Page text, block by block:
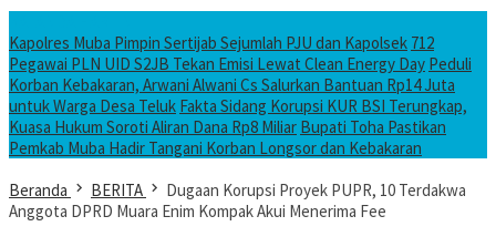
Kapolres Muba Pimpin Sertijab Sejumlah PJU dan Kapolsek 712
Pegawai PLN UID S2JB Tekan Emisi Lewat Clean Energy Day Peduli
Korban Kebakaran, Arwani Alwani Cs Salurkan Bantuan Rp14 Juta
untuk Warga Desa Teluk Fakta Sidang Korupsi KUR BSI Terungkap,
Kuasa Hukum Soroti Aliran Dana Rp8 Miliar Bupati Toha Pastikan
Pemkab Muba Hadir Tangani Korban Longsor dan Kebakaran
Beranda
BERITA
Dugaan Korupsi Proyek PUPR, 10 Terdakwa
Anggota DPRD Muara Enim Kompak Akui Menerima Fee